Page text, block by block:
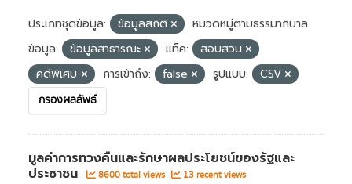
ประเภทชุดข้อมูล: ข้อมูลสถิติ
หมวดหมู่ตามธรรมาภิบาล
ข้อมูล:
ข้อมูลสาธารณะ แท็ค:
สอบสวน
คดีพิเศษ
การเข้าถึง: false รูปแบบ: CSV
กรองผลลัพธ์
มูลค่าการทวงคืนและรักษาผลประโยชน์ของรัฐและ
ประชาชน
8600 total views 13 recent views